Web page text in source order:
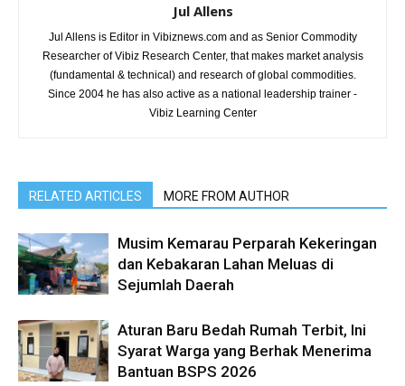
Jul Allens
Jul Allens is Editor in Vibiznews.com and as Senior Commodity
Researcher of Vibiz Research Center, that makes market analysis
(fundamental & technical) and research of global commodities.
Since 2004 he has also active as a national leadership trainer -
Vibiz Learning Center
RELATED ARTICLES MORE FROM AUTHOR
Musim Kemarau Perparah Kekeringan
dan Kebakaran Lahan Meluas di
Sejumlah Daerah
Aturan Baru Bedah Rumah Terbit, Ini
Syarat Warga yang Berhak Menerima
Bantuan BSPS 2026